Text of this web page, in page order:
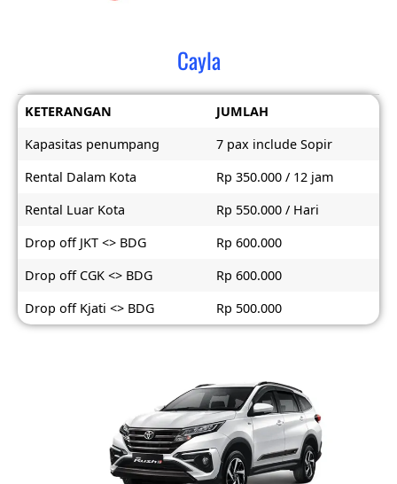
Cayla
KETERANGAN
JUMLAH
Kapasitas penumpang
7 pax include Sopir
Rental Dalam Kota
Rp 350.000 / 12 jam
Rental Luar Kota
Rp 550.000 / Hari
Drop off JKT <> BDG
Rp 600.000
Drop off CGK <> BDG
Rp 600.000
Drop off Kjati <> BDG
Rp 500.000